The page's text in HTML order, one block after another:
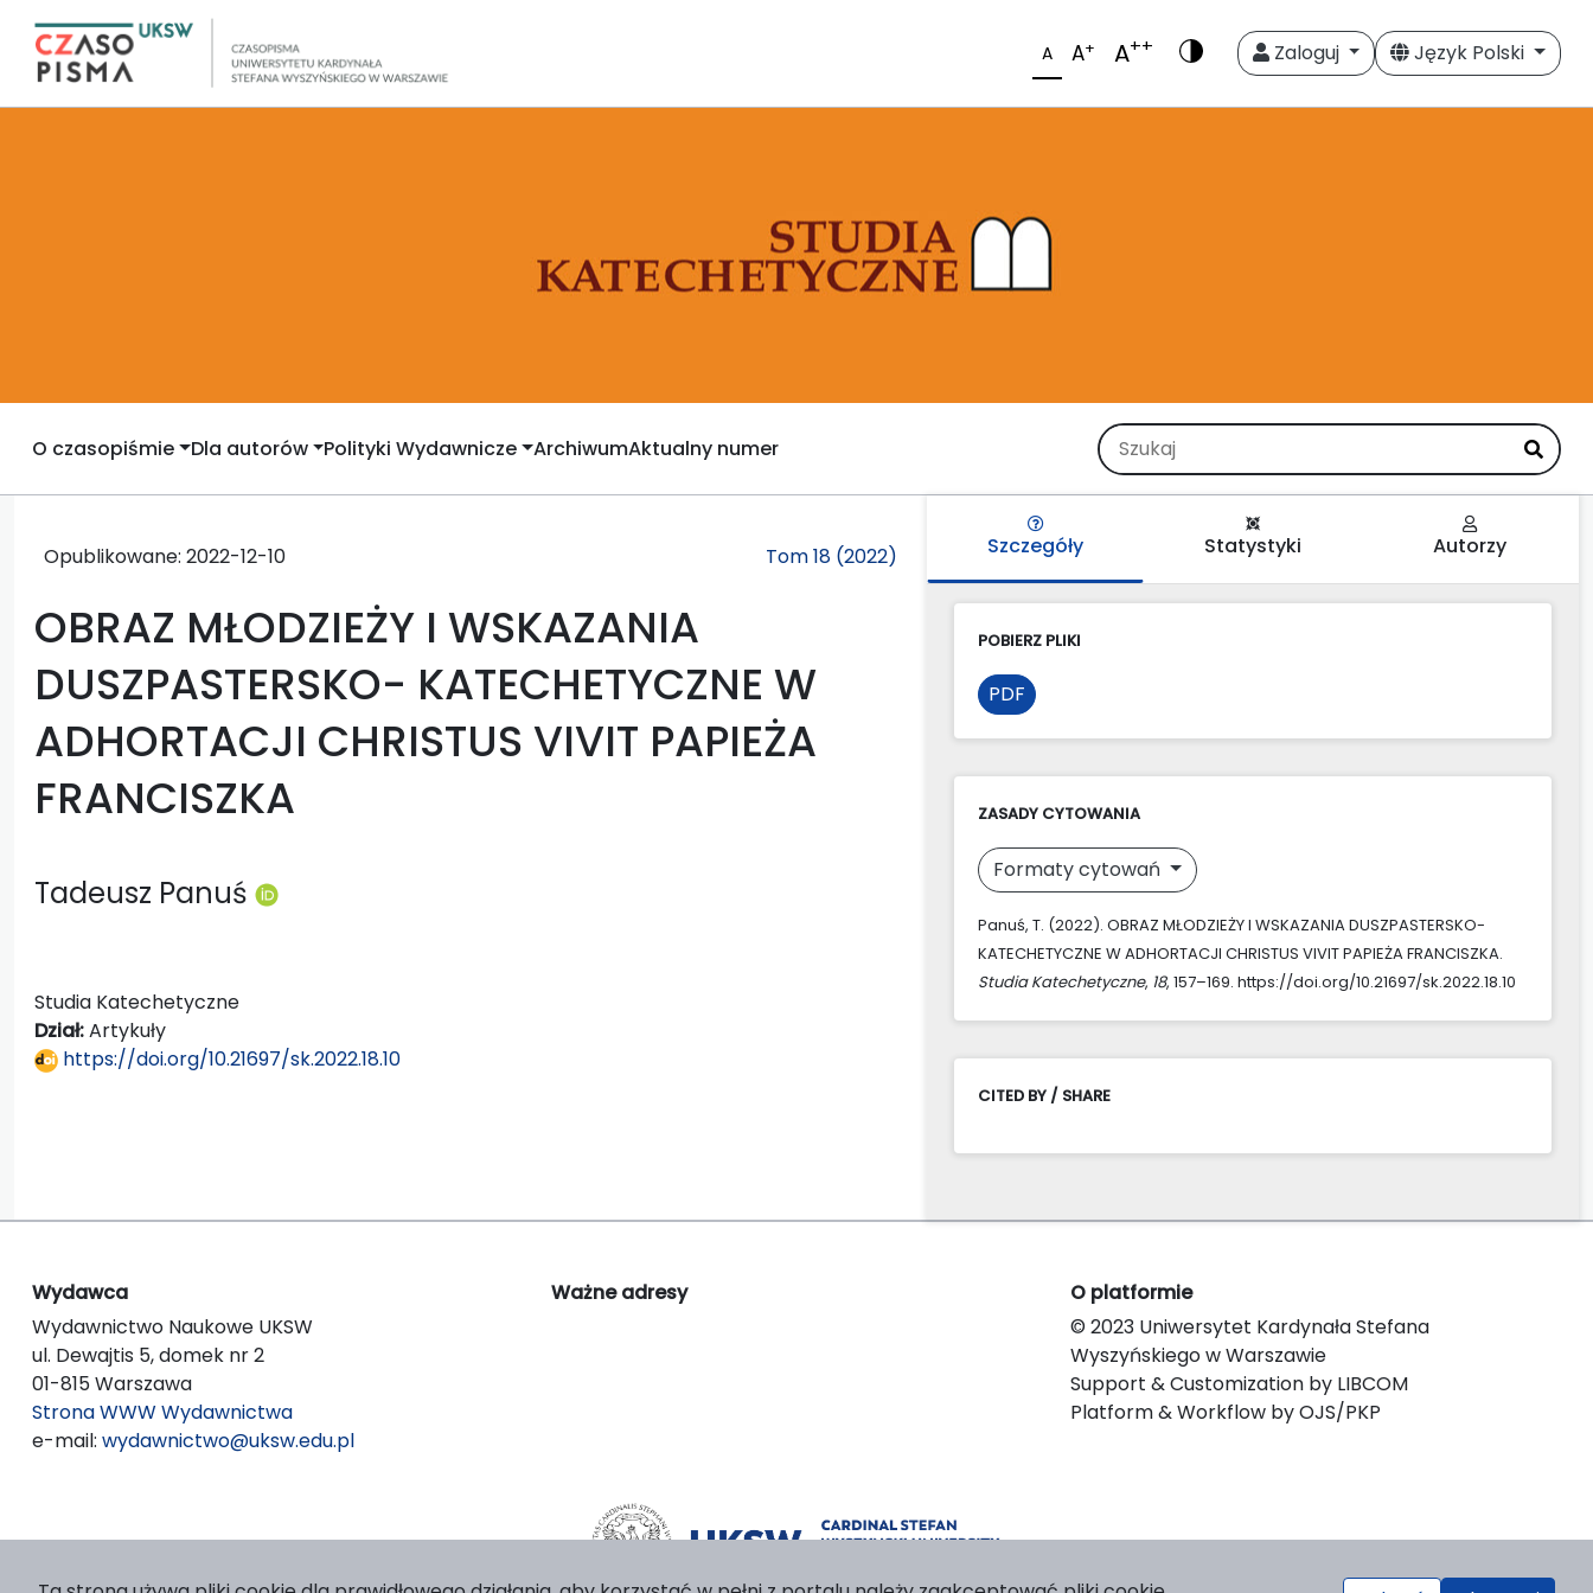
A A+ A++ Zaloguj Język Polski
O czasopiśmie Dla autorów Polityki Wydawnicze ArchiwumAktualny numer
Opublikowane: 2022-12-10 Tom 18 (2022)
OBRAZ MŁODZIEŻY I WSKAZANIA
DUSZPASTERSKO- KATECHETYCZNE W
ADHORTACJI CHRISTUS VIVIT PAPIEŻA
FRANCISZKA
Tadeusz Panuś
Studia Katechetyczne
Dział:Artykuły
https://doi.org/10.21697/sk.2022.18.10
Szczegóły Statystyki Autorzy
POBIERZ PLIKI
PDF
ZASADY CYTOWANIA
Formaty cytowań
Panuś, T. (2022). OBRAZ MŁODZIEŻY I WSKAZANIA DUSZPASTERSKO-
KATECHETYCZNE W ADHORTACJI CHRISTUS VIVIT PAPIEŻA FRANCISZKA.
Studia Katechetyczne, 18, 157–169. https://doi.org/10.21697/sk.2022.18.10
CITED BY / SHARE
Wydawca
Wydawnictwo Naukowe UKSW
ul. Dewajtis 5, domek nr 2
01-815 Warszawa
Strona WWW Wydawnictwa
e-mail: wydawnictwo@uksw.edu.pl
Ważne adresy
O platformie
© 2023 Uniwersytet Kardynała Stefana
Wyszyńskiego w Warszawie
Support & Customization by LIBCOM
Platform & Workflow by OJS/PKP